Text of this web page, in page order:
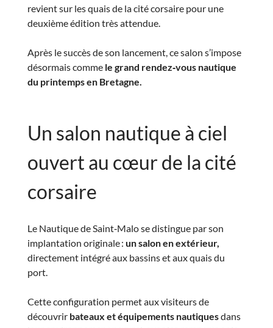
revient sur les quais de la cité corsaire pour une
deuxième édition très attendue.
Après le succès de son lancement, ce salon s’impose
désormais comme le grand rendez‑vous nautique
du printemps en Bretagne.
Un salon nautique à ciel
ouvert au cœur de la cité
corsaire
Le Nautique de Saint‑Malo se distingue par son
implantation originale : un salon en extérieur,
directement intégré aux bassins et aux quais du
port.
Cette configuration permet aux visiteurs de
découvrir bateaux et équipements nautiquesdans